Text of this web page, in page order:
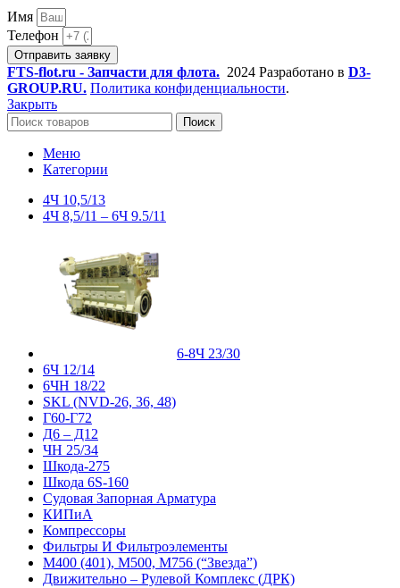
Имя
Телефон
Отправить заявку
FTS-flot.ru - Запчасти для флота. 2024 Разработано в D3-
GROUP.RU. Политика конфиденциальности.
Закрыть
Поиск
Меню
Категории
4Ч 10,5/13
4Ч 8,5/11 – 6Ч 9.5/11
6-8Ч 23/30
6Ч 12/14
6ЧН 18/22
SKL (NVD-26, 36, 48)
Г60-Г72
Д6 – Д12
ЧН 25/34
Шкода-275
Шкода 6S-160
Судовая Запорная Арматура
КИПиА
Компрессоры
Фильтры И Фильтроэлементы
М400 (401), М500, М756 (“Звезда”)
Движительно – Рулевой Комплекс (ДРК)